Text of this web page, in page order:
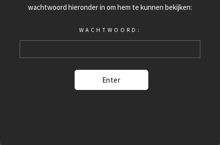
wachtwoord hieronder in om hem te kunnen bekijken:
WACHTWOORD: